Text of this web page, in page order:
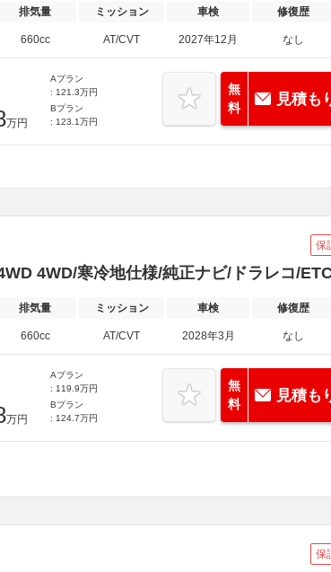
排気量 ミッション 車検 修復歴
660cc AT/CVT 2027年12月 なし
万円
Aプラン
: 121.3万円
Bプラン
: 123.1万円
無
料
見積も
保
4WD/寒冷地仕様/純正ナビ/ドラレコ/
排気量 ミッション 車検 修復歴
660cc AT/CVT 2028年3月 なし
万円
Aプラン
: 119.9万円
Bプラン
: 124.7万円
無
料
見積も
保